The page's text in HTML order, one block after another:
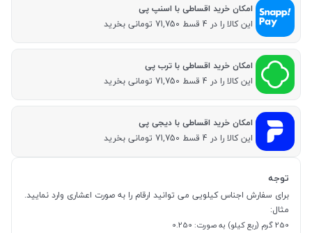
امکان خرید اقساطی با اسنپ پی
این کالا را در 4 قسط 71,750 تومانی بخرید
امکان خرید اقساطی با ترب پی
این کالا را در 4 قسط 71,750 تومانی بخرید
امکان خرید اقساطی با دیجی پی
این کالا را در 4 قسط 71,750 تومانی بخرید
توجه
برای سفارش اجناس کیلویی می توانید ارقام را به صورت اعشاری وارد نمایید.
مثال:
250 گرم (ربع کیلو) به صورت: 0.250